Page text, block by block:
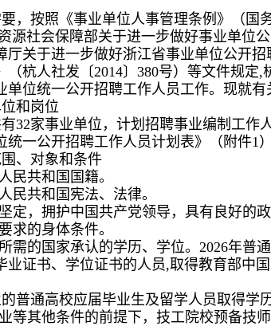
，按照《事业单位人事管理条例》（国
源社会保障部关于进一步做好事业单位
厅关于进一步做好浙江省事业单位公开
（杭人社发〔2014〕380号）等文件规
单位统一公开招聘工作人员工作。现就有
和岗位
32家事业单位，计划招聘事业编制工作
统一公开招聘工作人员计划表》（附件1）
、对象和条件
民共和国国籍。
民共和国宪法、法律。
定，拥护中国共产党领导，具有良好的政
求的身体条件。
需的国家承认的学历、学位。2026年普
业证书、学位证书的人员,取得教育部中
普通高校应届毕业生及留学人员取得学
等其他条件的前提下，技工院校预备技